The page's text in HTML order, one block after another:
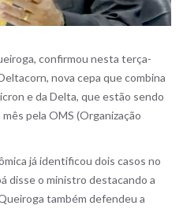
confirmou nesta terça-
nova cepa que combina
e da Delta, que estão sendo
pela OMS (Organização
já identificou dois casos no
disse o ministro destacando a
também defendeu a